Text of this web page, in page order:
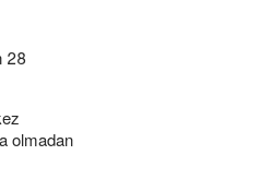
28
olmadan